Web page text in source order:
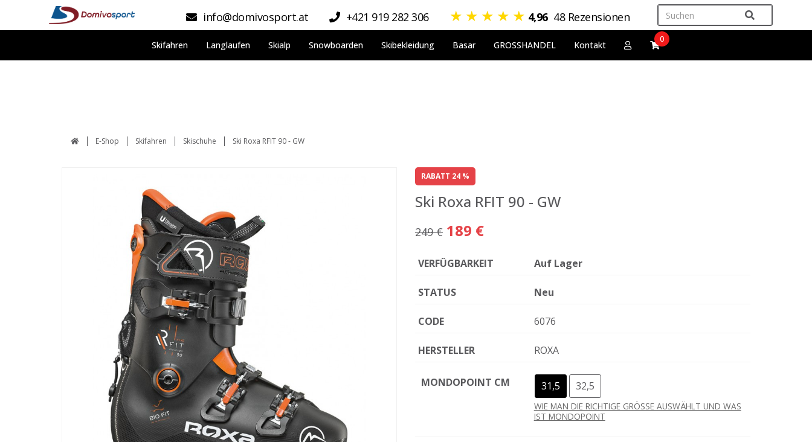
info@domivosport.at +421 919 282 306 ★ ★ ★ ★ ★ 4,96 48 Rezensionen
Skifahren Langlaufen Skialp Snowboarden Skibekleidung Basar GROSSHANDEL Kontakt
0
E-Shop Skifahren Skischuhe Ski Roxa RFIT 90 - GW
RABATT 24 %
Ski Roxa RFIT 90 - GW
249 € 189 €
VERFÜGBARKEIT Auf Lager
STATUS Neu
CODE 6076
HERSTELLER ROXA
MONDOPOINT CM 31,5 32,5
WIE MAN DIE RICHTIGE GRÖSSE AUSWÄHLT UND WAS
IST MONDOPOINT